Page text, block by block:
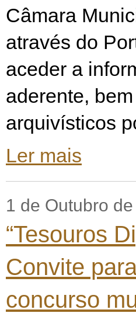
Câmara
através do
aceder a
aderente,
arquivísticos
Ler mais
1 de Outubro
“Tesouros
Convite
concurso